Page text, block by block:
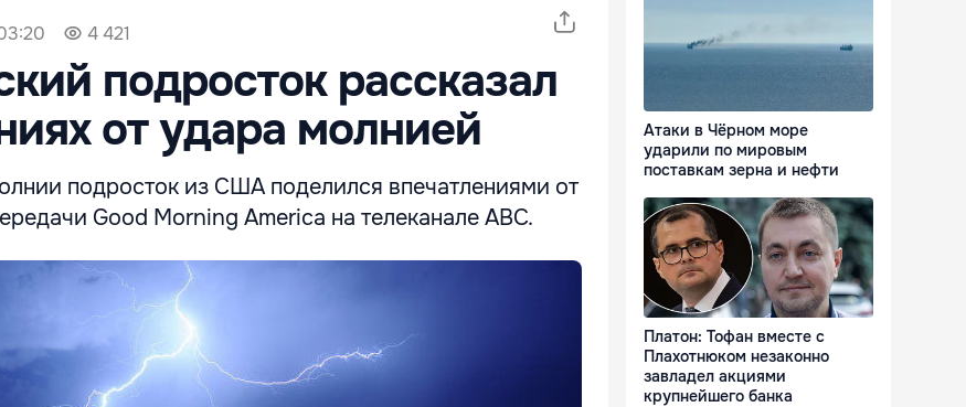
4 421
подросток рассказал
от удара молнией
подросток из США поделился впечатлениями от
Good Morning America на телеканале ABC.
Атаки в Чёрном море
ударили по мировым
поставкам зерна и нефти
Платон: Тофан вместе с
Плахотнюком незаконно
завладел акциями
крупнейшего банка